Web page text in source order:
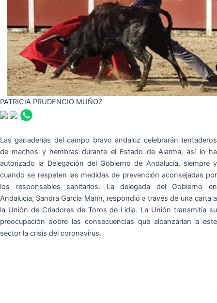
PATRICIA PRUDENCIO MUÑOZ
Las ganaderías del campo bravo andaluz celebrarán tentaderos
de machos y hembras durante el Estado de Alarma, así lo ha
autorizado la Delegación del Gobierno de Andalucía, siempre y
cuando se respeten las medidas de prevención aconsejadas por
los responsables sanitarios. La delegada del Gobierno en
Andalucía, Sandra García Marín, respondió a través de una carta a
la Unión de Criadores de Toros de Lidia. La Unión transmitía su
preocupación sobre las consecuencias que alcanzarían a este
sector la crisis del coronavirus.